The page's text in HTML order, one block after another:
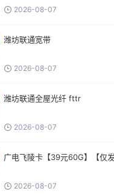
2026-08-07
潍坊联通宽带
2026-08-07
潍坊联通全屋光纤 fttr
2026-08-07
广电飞陵卡【39元60G】【仅发
2026-08-07